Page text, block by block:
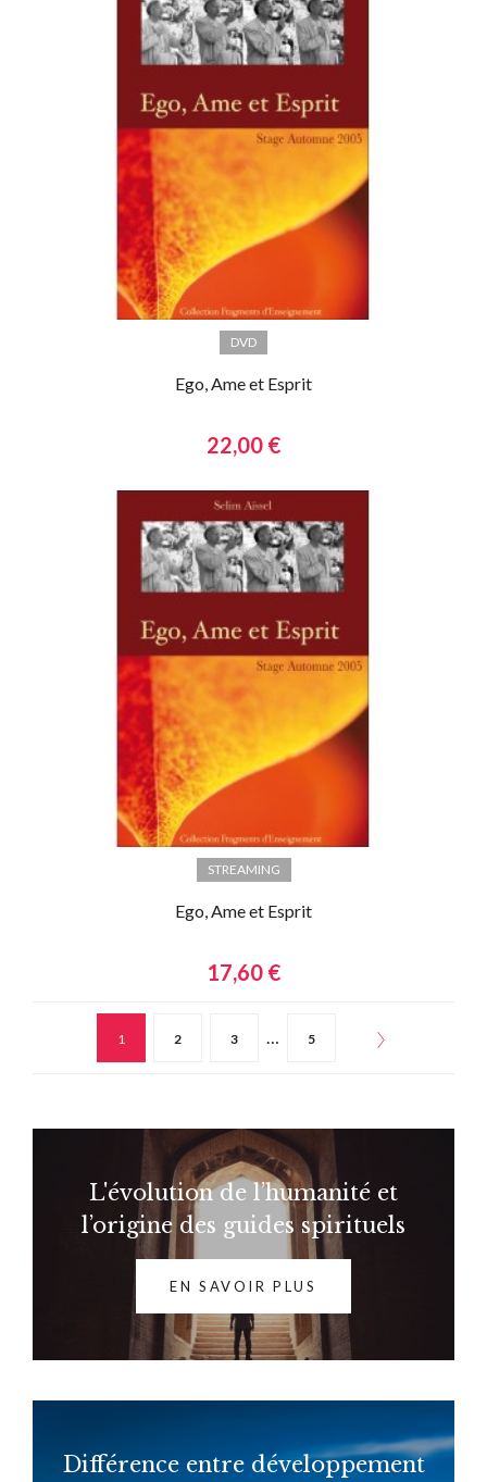
DVD
Ego, Ame et Esprit
22,00 €
STREAMING
Ego, Ame et Esprit
17,60 €
1 2 3 … 5
L'évolution de l’humanité et
l’origine des guides spirituels
EN SAVOIR PLUS
Différence entre développement